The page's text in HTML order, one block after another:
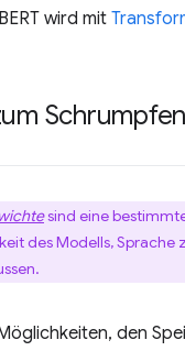
wird mit
sind eine
des Modells, Sprache
den